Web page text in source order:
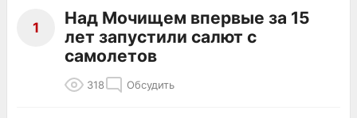
1
Над Мочищем впервые за 15
лет запустили салют с
самолетов
318 Обсудить